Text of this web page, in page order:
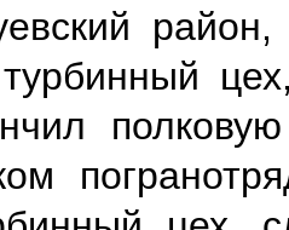
район,
цех,